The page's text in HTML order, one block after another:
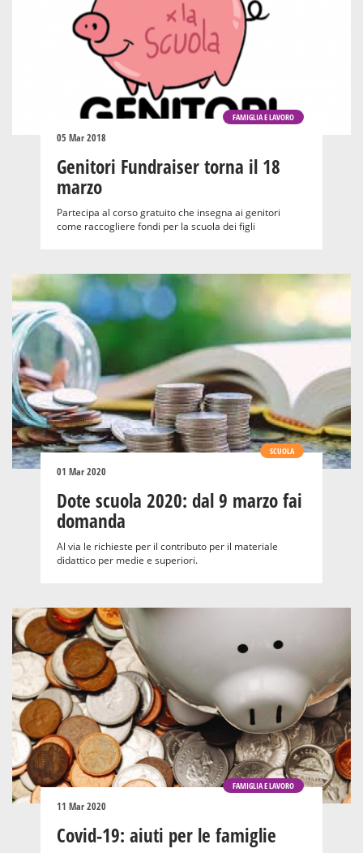
FAMIGLIA E LAVORO
05 Mar 2018
Genitori Fundraiser torna il 18
marzo
Partecipa al corso gratuito che insegna ai genitori
come raccogliere fondi per la scuola dei figli
SCUOLA
01 Mar 2020
Dote scuola 2020: dal 9 marzo fai
domanda
Al via le richieste per il contributo per il materiale
didattico per medie e superiori.
FAMIGLIA E LAVORO
11 Mar 2020
Covid-19: aiuti per le famiglie